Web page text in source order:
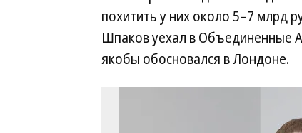
похитить у них около 5–7 млрд
Шпаков уехал в Объединенные
якобы обосновался в Лондоне.